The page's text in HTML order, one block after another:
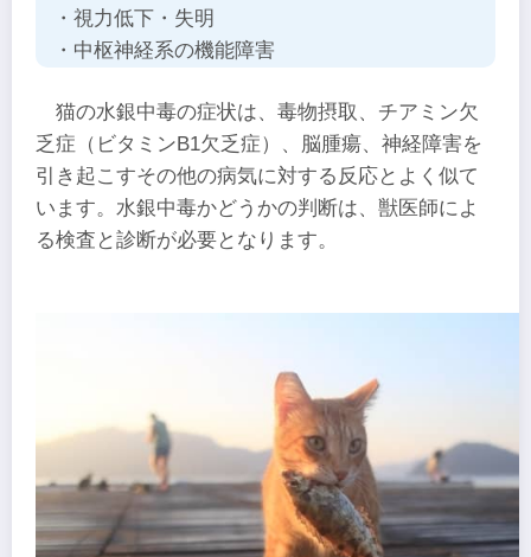
・視力低下・失明
・中枢神経系の機能障害
猫の水銀中毒の症状は、毒物摂取、チアミン欠
乏症（ビタミンB1欠乏症）、脳腫瘍、神経障害を
引き起こすその他の病気に対する反応とよく似て
います。水銀中毒かどうかの判断は、獣医師によ
る検査と診断が必要となります。